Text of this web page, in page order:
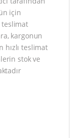
için
teslimat
kargonun
hızlı teslimat
stok ve